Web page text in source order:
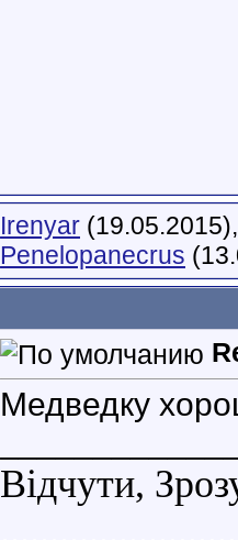
Irenyar
Penelopanecrus
Медведку
Відчути,